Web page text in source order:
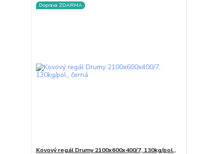
Doprava ZDARMA
Kovový regál Drumy 2100x600x400/7, 130kg/pol.,